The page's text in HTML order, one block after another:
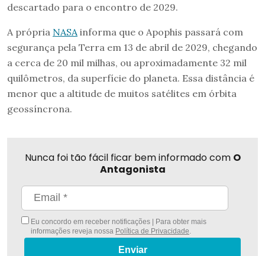
descartado para o encontro de 2029.
A própria NASA informa que o Apophis passará com
segurança pela Terra em 13 de abril de 2029, chegando
a cerca de 20 mil milhas, ou aproximadamente 32 mil
quilômetros, da superfície do planeta. Essa distância é
menor que a altitude de muitos satélites em órbita
geossíncrona.
Nunca foi tão fácil ficar bem informado com O
Antagonista
Eu concordo em receber notificações | Para obter mais
informações reveja nossa Política de Privacidade
Enviar